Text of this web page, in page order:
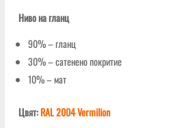
Ниво на гланц
90% – гланц
30% – сатенено покритие
10% – мат
Цвят:RAL 2004 Vermilion